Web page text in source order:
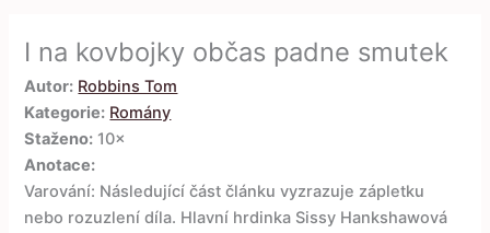
I na kovbojky občas padne smutek
Autor: Robbins Tom
Kategorie: Romány
Staženo: 10×
Anotace:
Varování: Následující část článku vyzrazuje zápletku
nebo rozuzlení díla. Hlavní hrdinka Sissy Hankshawová